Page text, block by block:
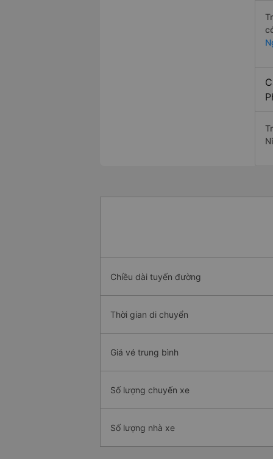
Chiều dài tuyến đường
Thời gian di chuyển
Giá vé trung bình
Số lượng chuyến xe
Số lượng nhà xe